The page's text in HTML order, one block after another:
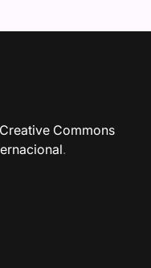
Commons
.